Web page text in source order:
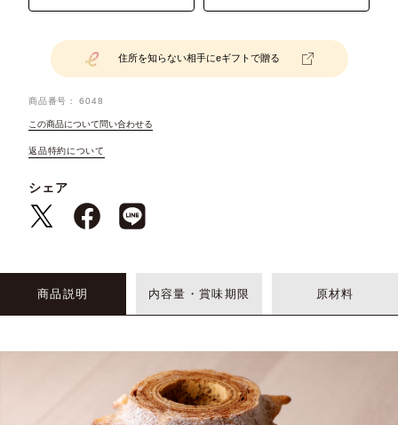
住所を知らない相手にeギフトで贈る
商品番号 6048
この商品について問い合わせる
返品特約について
シェア
商品説明 内容量・賞味期限 原材料